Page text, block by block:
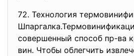
72. Технология
совершенный способ пр-ва
вин. Чтобы облегчить